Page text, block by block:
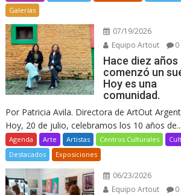
Galerías
07/19/2026
Equipo Artout
0
Hace diez años
comenzó un
Hoy es una
comunidad.
Por Patricia Avila. Directora de ArtOut
Hoy, 20 de julio, celebramos los 10 años de...
Agenda Arte Artistas Centros Culturales
Destacados
Exposiciones
06/23/2026
Equipo Artout
0